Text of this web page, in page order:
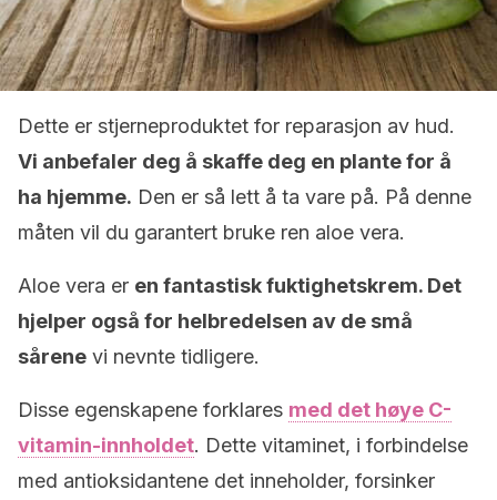
Dette er stjerneproduktet for reparasjon av hud.
Vi anbefaler deg å skaffe deg en plante for å
ha hjemme. Den er så lett å ta vare på. På denne
måten vil du garantert bruke ren aloe vera.
Aloe vera er en fantastisk fuktighetskrem. Det
hjelper også for helbredelsen av de små
sårene vi nevnte tidligere.
Disse egenskapene forklares med det høye C-
vitamin-innholdet. Dette vitaminet, i forbindelse
med antioksidantene det inneholder, forsinker